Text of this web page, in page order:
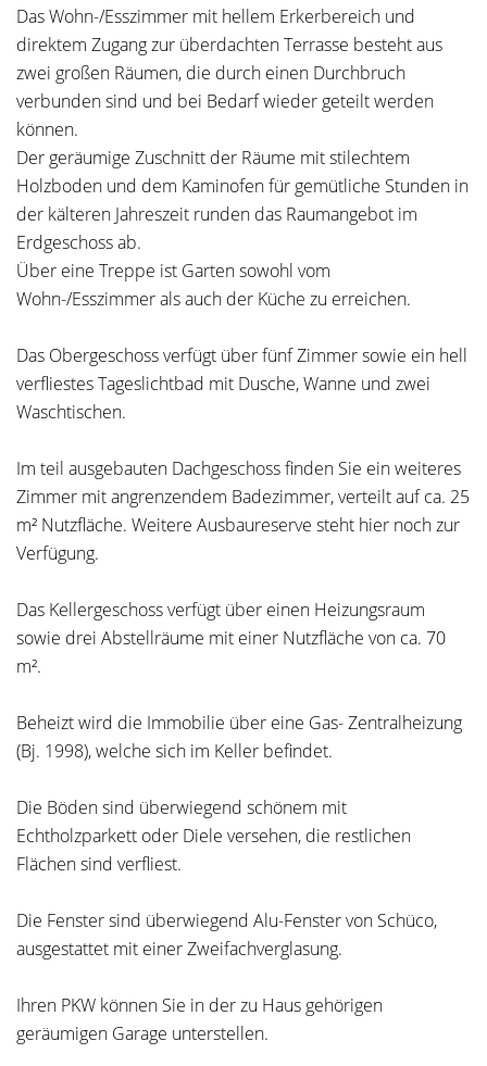
Das Wohn-/Esszimmer mit hellem Erkerbereich und
direktem Zugang zur überdachten Terrasse besteht aus
zwei großen Räumen, die durch einen Durchbruch
verbunden sind und bei Bedarf wieder geteilt werden
können.
Der geräumige Zuschnitt der Räume mit stilechtem
Holzboden und dem Kaminofen für gemütliche Stunden in
der kälteren Jahreszeit runden das Raumangebot im
Erdgeschoss ab.
Über eine Treppe ist Garten sowohl vom
Wohn-/Esszimmer als auch der Küche zu erreichen.
Das Obergeschoss verfügt über fünf Zimmer sowie ein hell
verfliestes Tageslichtbad mit Dusche, Wanne und zwei
Waschtischen.
Im teil ausgebauten Dachgeschoss finden Sie ein weiteres
Zimmer mit angrenzendem Badezimmer, verteilt auf ca. 25
m² Nutzfläche. Weitere Ausbaureserve steht hier noch zur
Verfügung.
Das Kellergeschoss verfügt über einen Heizungsraum
sowie drei Abstellräume mit einer Nutzfläche von ca. 70
m².
Beheizt wird die Immobilie über eine Gas- Zentralheizung
(Bj. 1998), welche sich im Keller befindet.
Die Böden sind überwiegend schönem mit
Echtholzparkett oder Diele versehen, die restlichen
Flächen sind verfliest.
Die Fenster sind überwiegend Alu-Fenster von Schüco,
ausgestattet mit einer Zweifachverglasung.
Ihren PKW können Sie in der zu Haus gehörigen
geräumigen Garage unterstellen.